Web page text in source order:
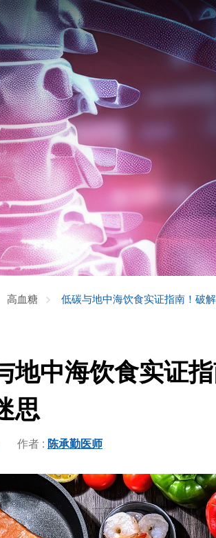
高血糖 低碳与地中海饮食实证指南！破
地中海饮食实证
思
作者 : 陈承勤医师